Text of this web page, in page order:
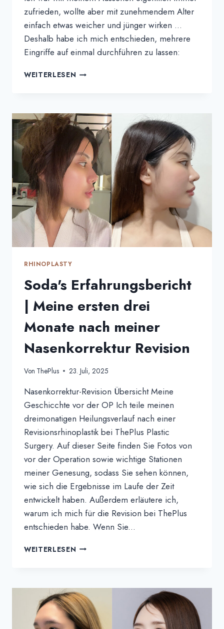
zufrieden, wollte aber mit zunehmendem Alter
einfach etwas weicher und jünger wirken …
Deshalb habe ich mich entschieden, mehrere
Eingriffe auf einmal durchführen zu lassen:
WEITERLESEN HONG'S
ALL-
IN-
ONE
GESICHTS-
UND
KÖRPERTRANSFORMATION
BEI
THEPLUS
RHINOPLASTY
Soda's Erfahrungsbericht
| Meine ersten drei
Monate nach meiner
Nasenkorrektur Revision
Von ThePlus 23. Juli, 2025
Nasenkorrektur-Revision Übersicht Meine
Geschicchte vor der OP Ich teile meinen
dreimonatigen Heilungsverlauf nach einer
Revisionsrhinoplastik bei ThePlus Plastic
Surgery. Auf dieser Seite finden Sie Fotos von
vor der Operation sowie wichtige Stationen
meiner Genesung, sodass Sie sehen können,
wie sich die Ergebnisse im Laufe der Zeit
entwickelt haben. Außerdem erläutere ich,
warum ich mich für die Revision bei ThePlus
entschieden habe. Wenn Sie...
WEITERLESEN SODA'S
ERSTEN
DREI
MONATE
NACH